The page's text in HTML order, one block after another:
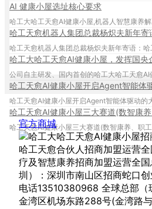
AI 健康小屋选址核心要求
哈工天愈机器人集团总裁杨炽夫新年寄
哈工大哈工天愈AI健康小屋，发挥国央
官方商城